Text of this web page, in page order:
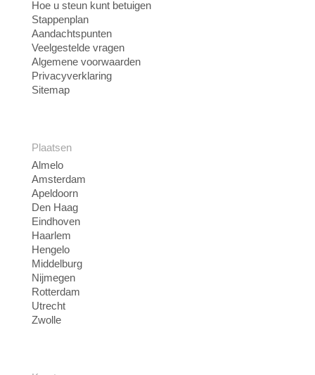
Hoe u steun kunt betuigen
Stappenplan
Aandachtspunten
Veelgestelde vragen
Algemene voorwaarden
Privacyverklaring
Sitemap
Plaatsen
Almelo
Amsterdam
Apeldoorn
Den Haag
Eindhoven
Haarlem
Hengelo
Middelburg
Nijmegen
Rotterdam
Utrecht
Zwolle